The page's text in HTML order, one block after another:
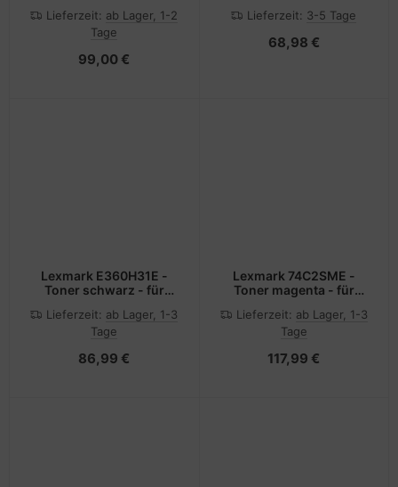
4040, 4050, 4070, MFC-
9440, 9450, 9840
Lieferzeit: ab Lager, 1-2
Tage
99,00 €
Lieferzeit: 3-5 Tage
68,98 €
Lexmark E360H31E -
Toner schwarz - für
360dtn 460dn 460dtn
460dtw 460dw
Lieferzeit: ab Lager, 1-3
Tage
86,99 €
Lexmark 74C2SME -
Toner magenta - für
CS725de, CS725dte,
CX725de, CX725dhe,
Lieferzeit: ab Lager, 1-3
Tage
117,99 €